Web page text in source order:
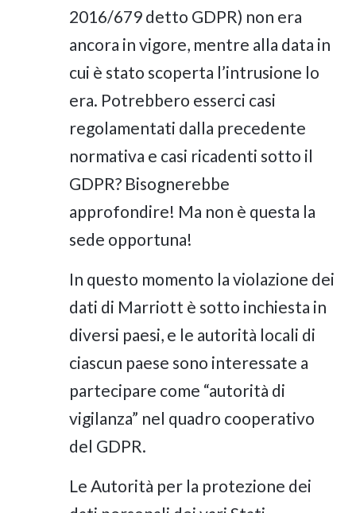
2016/679 detto GDPR) non era
ancora in vigore, mentre alla data in
cui è stato scoperta l’intrusione lo
era. Potrebbero esserci casi
regolamentati dalla precedente
normativa e casi ricadenti sotto il
GDPR? Bisognerebbe
approfondire! Ma non è questa la
sede opportuna!
In questo momento la violazione dei
dati di Marriott è sotto inchiesta in
diversi paesi, e le autorità locali di
ciascun paese sono interessate a
partecipare come “autorità di
vigilanza” nel quadro cooperativo
del GDPR.
Le Autorità per la protezione dei